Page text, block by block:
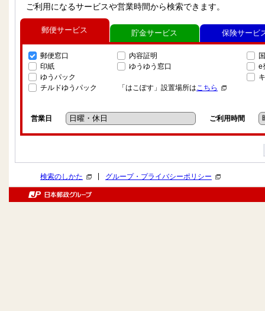
ご利用になるサービスや営業時間から検索できます。
郵便サービス
郵便窓口
印紙
ゆうパック
チルドゆうパック
内容証明
ゆうゆう窓口
「はこぽす」設置場所はこちら
e
営業日 ご利用時間
貯金サービス 保険サービ
検索のしかた グループ・プライバシーポリシー